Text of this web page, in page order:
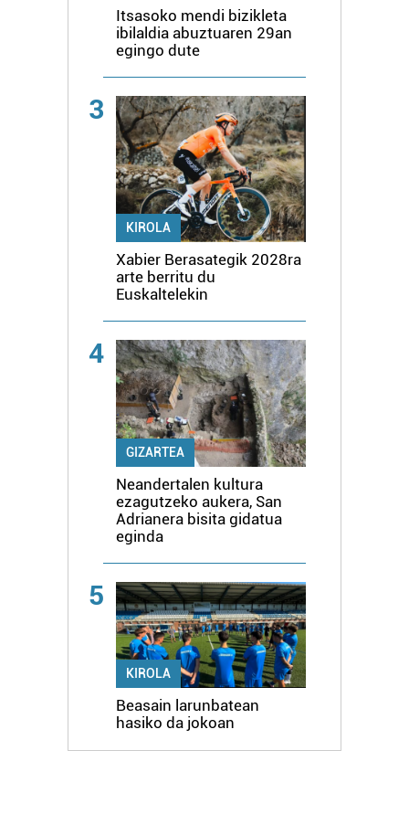
Itsasoko mendi bizikleta
ibilaldia abuztuaren 29an
egingo dute
3
KIROLA
Xabier Berasategik 2028ra
arte berritu du
Euskaltelekin
4
GIZARTEA
Neandertalen kultura
ezagutzeko aukera, San
Adrianera bisita gidatua
eginda
5
KIROLA
Beasain larunbatean
hasiko da jokoan